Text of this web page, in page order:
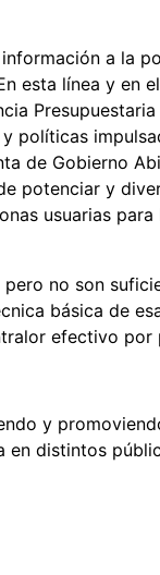
a la
esta línea y en
políticas
de Gobierno
potenciar y
usuarias
no son
básica de
efectivo por
y
en distintos